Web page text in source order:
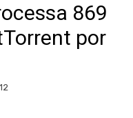
869
por